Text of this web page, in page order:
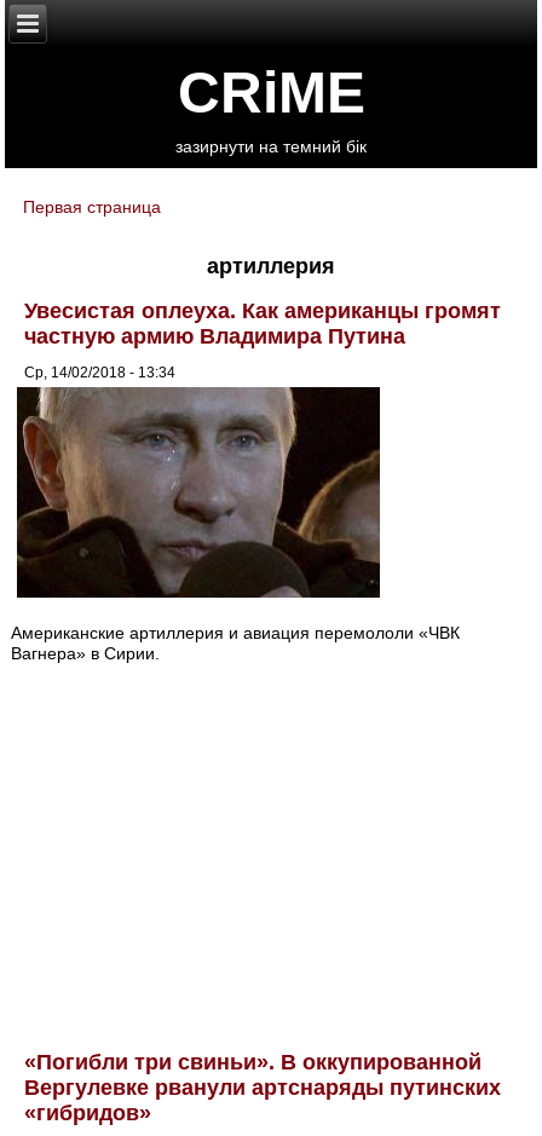
CRiME
зазирнути на темний бік
You are here
Первая страница
артиллерия
Увесистая оплеуха. Как американцы громят
частную армию Владимира Путина
Ср, 14/02/2018 - 13:34
Американские артиллерия и авиация перемололи «ЧВК
Вагнера» в Сирии.
«Погибли три свиньи». В оккупированной
Вергулевке рванули артснаряды путинских
«гибридов»